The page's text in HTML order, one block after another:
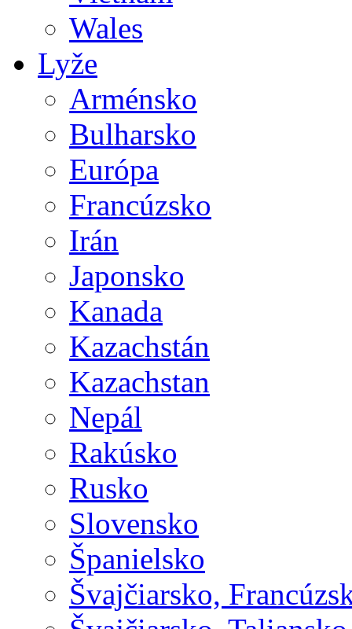
Wales
Lyže
Arménsko
Bulharsko
Európa
Francúzsko
Irán
Japonsko
Kanada
Kazachstán
Kazachstan
Nepál
Rakúsko
Rusko
Slovensko
Španielsko
Švajčiarsko,